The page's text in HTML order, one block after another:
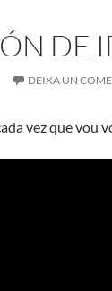
DE
DEIXA UN
vez que vou